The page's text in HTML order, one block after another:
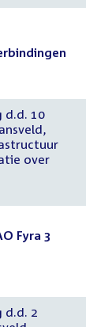
d.d. 10
over
Fyra 3
d.d. 2